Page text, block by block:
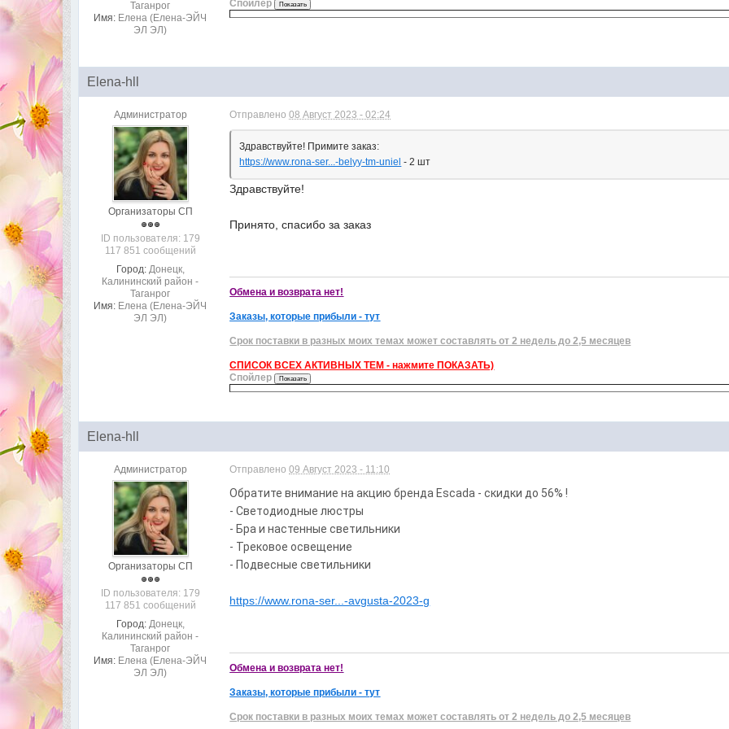
Таганрог
Имя: Елена (Елена-ЭЙЧ
ЭЛ ЭЛ)
Спойлер
Elena-hll
Администратор
Организаторы СП
ID пользователя: 179
117 851 сообщений
Город: Донецк,
Калининский район -
Таганрог
Имя: Елена (Елена-ЭЙЧ
ЭЛ ЭЛ)
Отправлено08 Август 2023 - 02:24
Здравствуйте! Примите заказ:
https://www.rona-ser...-belyy-tm-uniel - 2 шт
Здравствуйте!
Принято, спасибо за заказ
Обмена и возврата нет!
Заказы, которые прибыли - тут
Срок поставки в разных моих темах может составлять от 2 недель до 2,5 месяцев
СПИСОК ВСЕХ АКТИВНЫХ ТЕМ - нажмите ПОКАЗАТЬ)
Спойлер
Elena-hll
Администратор
Организаторы СП
ID пользователя: 179
117 851 сообщений
Город: Донецк,
Калининский район -
Таганрог
Имя: Елена (Елена-ЭЙЧ
ЭЛ ЭЛ)
Отправлено09 Август 2023 - 11:10
Обратите внимание на акцию бренда Escada - скидки до 56% !
- Светодиодные люстры
- Бра и настенные светильники
- Трековое освещение
- Подвесные светильники
https://www.rona-ser...-avgusta-2023-g
Обмена и возврата нет!
Заказы, которые прибыли - тут
Срок поставки в разных моих темах может составлять от 2 недель до 2,5 месяцев